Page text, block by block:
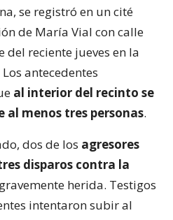
se registró en un cité
de María Vial con calle
del reciente jueves en la
antecedentes
al interior del recinto se
menos tres personas.
dos de los agresores
disparos contra la
herida. Testigos
intentaron subir al